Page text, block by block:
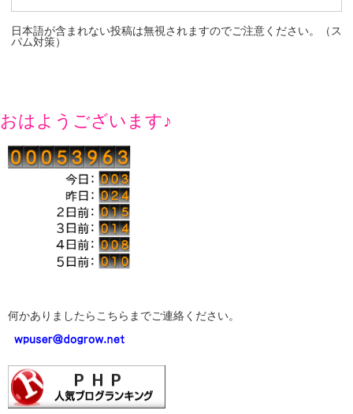
日本語が含まれない投稿は無視されますのでご注意ください。（ス
パム対策）
おはようございます♪
何かありましたらこちらまでご連絡ください。